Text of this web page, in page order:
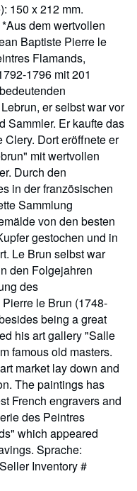
150 x 212 mm.
dem wertvollen
Baptiste Pierre le
Flamands,
1796 mit 201
er selbst war vor
Sammler. Er kaufte das
Dort eröffnete er
mit wertvollen
Durch den
in der französischen
Sammlung
von den besten
gestochen und in
Le Brun selbst war
den Folgejahren
des
le Brun (1748-
being a great
his art gallery "Salle
famous old masters.
market lay down and
The paintings has
French engravers and
des Peintres
which appeared
Sprache:
Seller Inventory #